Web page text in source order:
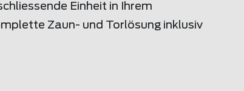
Einheit in Ihrem
Zaun- und Torlösung inklusiv